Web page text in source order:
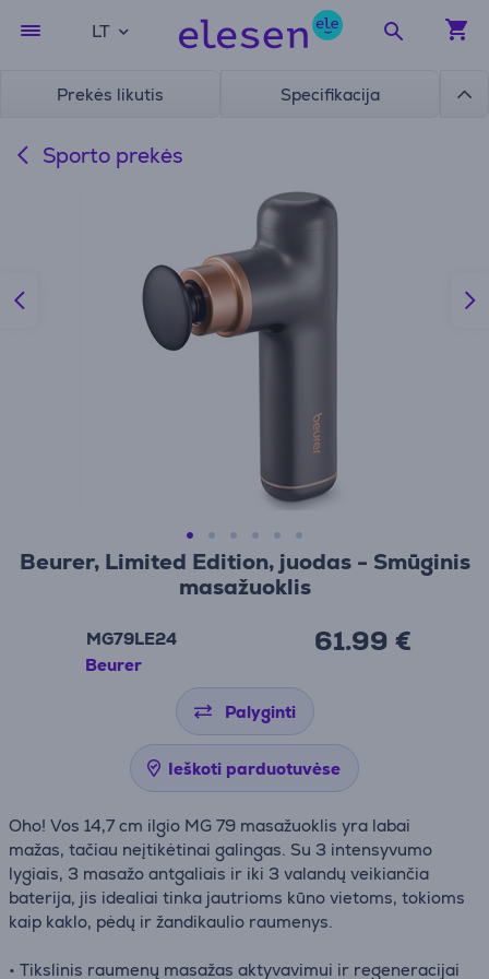
LT
Prekės likutis Specifikacija
Sporto prekės
Beurer, Limited Edition, juodas - Smūginis
masažuoklis
MG79LE24
Beurer
61.99 €
Palyginti
Ieškoti parduotuvėse
Oho! Vos 14,7 cm ilgio MG 79 masažuoklis yra labai
mažas, tačiau neįtikėtinai galingas. Su 3 intensyvumo
lygiais, 3 masažo antgaliais ir iki 3 valandų veikiančia
baterija, jis idealiai tinka jautrioms kūno vietoms, tokioms
kaip kaklo, pėdų ir žandikaulio raumenys.
• Tikslinis raumenų masažas aktyvavimui ir regeneracijai